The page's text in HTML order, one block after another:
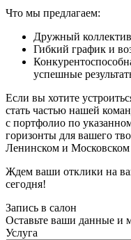
Что мы предлагаем:
Дружный
Гибкий график и
успешные
Если вы хотите
стать частью нашей
с портфолио по
горизонты для вашего
Ленинском и Московском
Ждем ваши отклики на
сегодня!
Запись в салон
Оставьте ваши данные и
Услуга